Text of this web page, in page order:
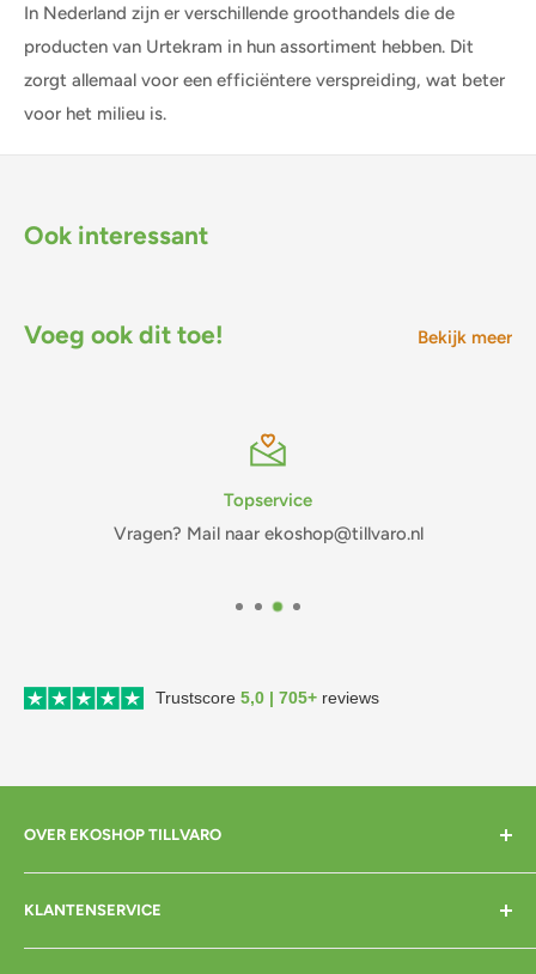
In Nederland zijn er verschillende groothandels die de
producten van Urtekram in hun assortiment hebben. Dit
zorgt allemaal voor een efficiëntere verspreiding, wat beter
voor het milieu is.
Ook interessant
Voeg ook dit toe! Bekijk meer
Topservice
Vragen? Mail naar ekoshop@tillvaro.nl
Trustscore 5,0 | 705+ reviews
OVER EKOSHOP TILLVARO
Home
Over mij
Contact
KLANTENSERVICE
Bezorgen